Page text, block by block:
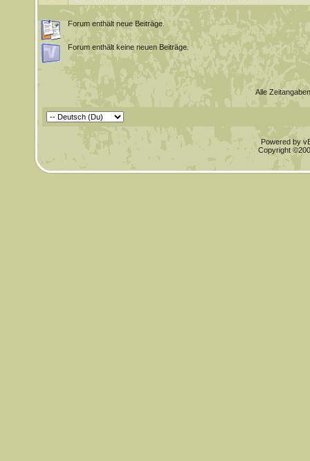
Forum enthält neue Beiträge.
Forum enthält keine neuen Beiträge.
Alle
Powered by
Copyright